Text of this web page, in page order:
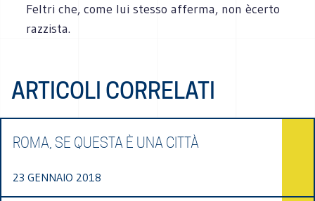
Feltri che, come lui stesso afferma, non ècerto
razzista.
ARTICOLI CORRELATI
ROMA, SE QUESTA È UNA CITTÀ
23 GENNAIO 2018